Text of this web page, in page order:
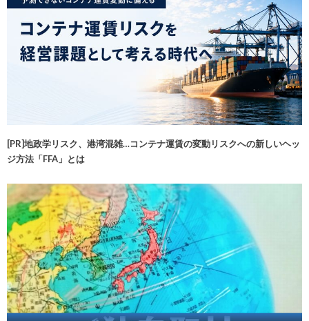
[PR]地政学リスク、港湾混雑…コンテナ運賃の変動リスクへの新しいヘッ
ジ方法「FFA」とは